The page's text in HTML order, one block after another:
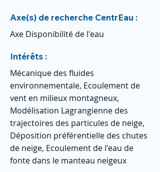
Axe(s) de recherche CentrEau :
Axe Disponibilité de l'eau
Intérêts :
Mécanique des fluides
environnementale, Ecoulement de
vent en milieux montagneux,
Modélisation Lagrangienne des
trajectoires des particules de neige,
Déposition préférentielle des chutes
de neige, Ecoulement de l'eau de
fonte dans le manteau neigeux